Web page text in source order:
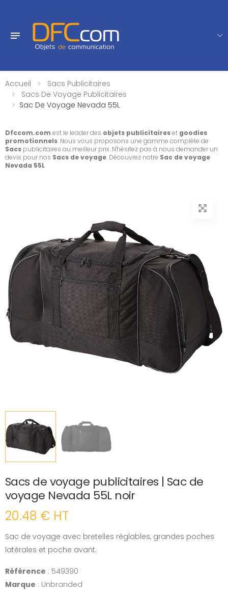
Accueil
Sacs Publicitaires
Sacs De Voyage Publicitaires
Sac De Voyage Nevada 55L
Dfccom.com est le leader des objets publicitaireset goodies
promotionnels. Nous vous proposons une gamme complète de
Sacs publicitaires au meilleur prix. N'hésitez pas à nous demander un
devis pour nos Sacs de voyage. Découvrez notre Sac de voyage
Nevada 55L
Sacs de voyage publicitaires | Sac de
voyage Nevada 55L noir
20.48 € HT
Sac de voyage avec bretelles réglables, grandes poches
latérales et poche avant.
Référence : 549390
Marque : Unbranded